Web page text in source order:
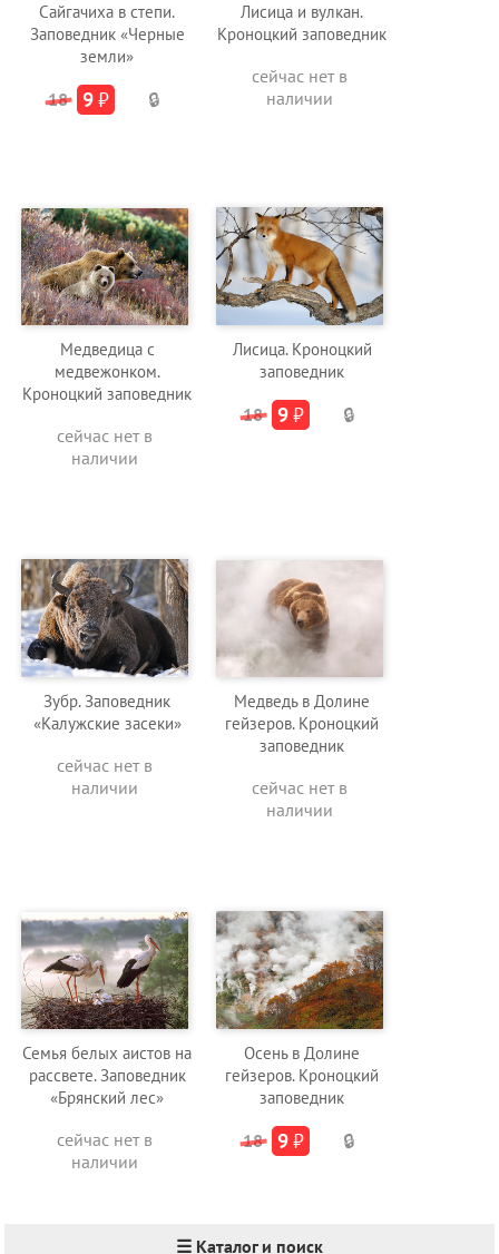
Сайгачиха в степи.
Заповедник «Черные
земли»
18 9₽ 🔒
Лисица и вулкан.
Кроноцкий заповедник
сейчас нет в
наличии
Медведица с
медвежонком.
Кроноцкий заповедник
сейчас нет в
наличии
Лисица. Кроноцкий
заповедник
18 9₽ 🔒
Зубр. Заповедник
«Калужские засеки»
сейчас нет в
наличии
Медведь в Долине
гейзеров. Кроноцкий
заповедник
сейчас нет в
наличии
Семья белых аистов на
рассвете. Заповедник
«Брянский лес»
сейчас нет в
наличии
Осень в Долине
гейзеров. Кроноцкий
заповедник
18 9₽ 🔒
☰ Каталог и поиск